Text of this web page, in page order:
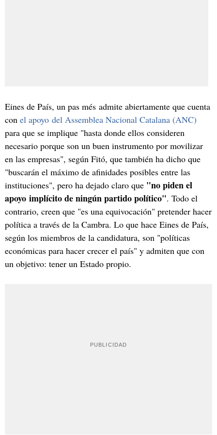
Eines de País, un pas més admite abiertamente que cuenta
con el apoyo del Assemblea Nacional Catalana (ANC)
para que se implique "hasta donde ellos consideren
necesario porque son un buen instrumento por movilizar
en las empresas", según Fitó, que también ha dicho que
"buscarán el máximo de afinidades posibles entre las
instituciones", pero ha dejado claro que "no piden el
apoyo implícito de ningún partido político". Todo el
contrario, creen que "es una equivocación" pretender hacer
política a través de la Cambra. Lo que hace Eines de País,
según los miembros de la candidatura, son "políticas
económicas para hacer crecer el país" y admiten que con
un objetivo: tener un Estado propio.